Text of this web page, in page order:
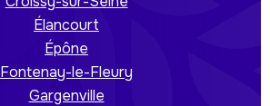
Élancourt
Épône
Fontenay-le-Fleury
Gargenville